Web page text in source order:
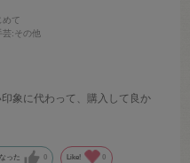
めて
芸:その他
象に代わって、購入して良か
った 0 Like! 0